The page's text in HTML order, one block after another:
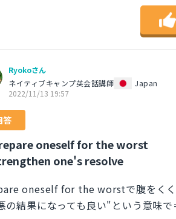
Ryokoさん
ネイティブキャンプ英会話講師
Japan
2022/11/13 19:57
答
oneself for the worst
one's resolve
oneself for the worstで腹をくく
の結果になっても良い"という意味で